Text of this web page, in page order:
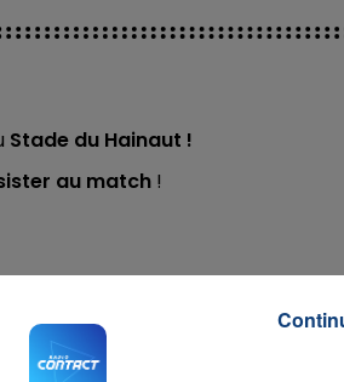
Stade du Hainaut !
au match !